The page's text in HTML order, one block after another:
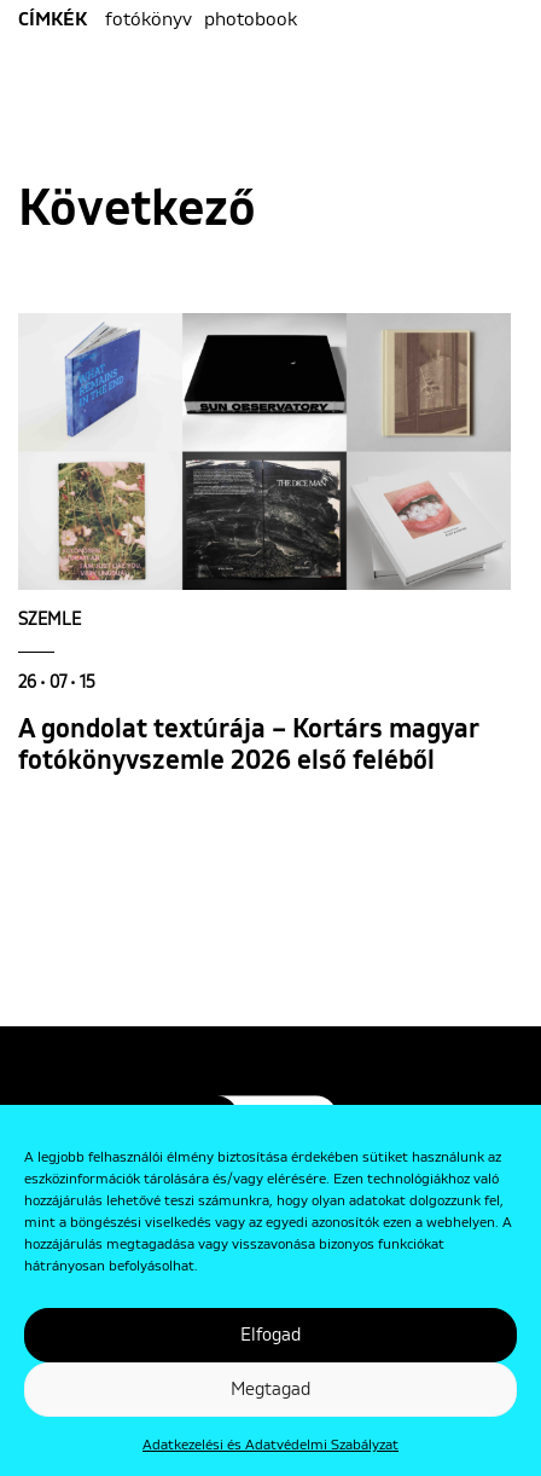
A legjobb felhasználói élmény biztosítása érdekében sütiket használunk az
eszközinformációk tárolására és/vagy elérésére. Ezen technológiákhoz való
hozzájárulás lehetővé teszi számunkra, hogy olyan adatokat dolgozzunk fel,
mint a böngészési viselkedés vagy az egyedi azonosítók ezen a webhelyen. A
hozzájárulás megtagadása vagy visszavonása bizonyos funkciókat
hátrányosan befolyásolhat.
Elfogad
Megtagad
Adatkezelési és Adatvédelmi Szabályzat
CÍMKÉK fotókönyv photobook
Következő
SZEMLE
26 • 07 • 15
A gondolat textúrája – Kortárs magyar
fotókönyvszemle 2026 első feléből
© Punkt 2019. Minden jog védve.
Kapcsolat